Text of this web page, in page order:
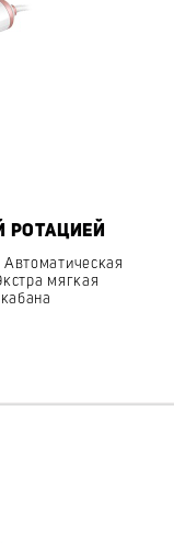
РОТАЦИЕЙ
мягкая